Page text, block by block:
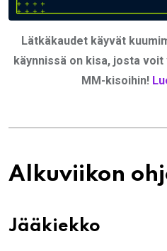
Lätkäkaudet käyvät
käynnissä on kisa, josta
MM-kisoihin!
Alkuviikon
Jääkiekko